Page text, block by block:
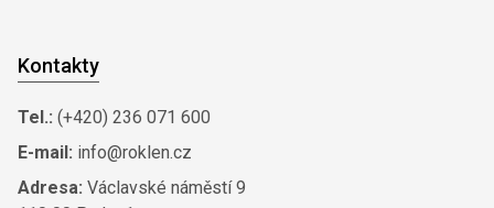
Kontakty
Tel.: (+420) 236 071 600
E-mail: info@roklen.cz
Adresa: Václavské náměstí 9